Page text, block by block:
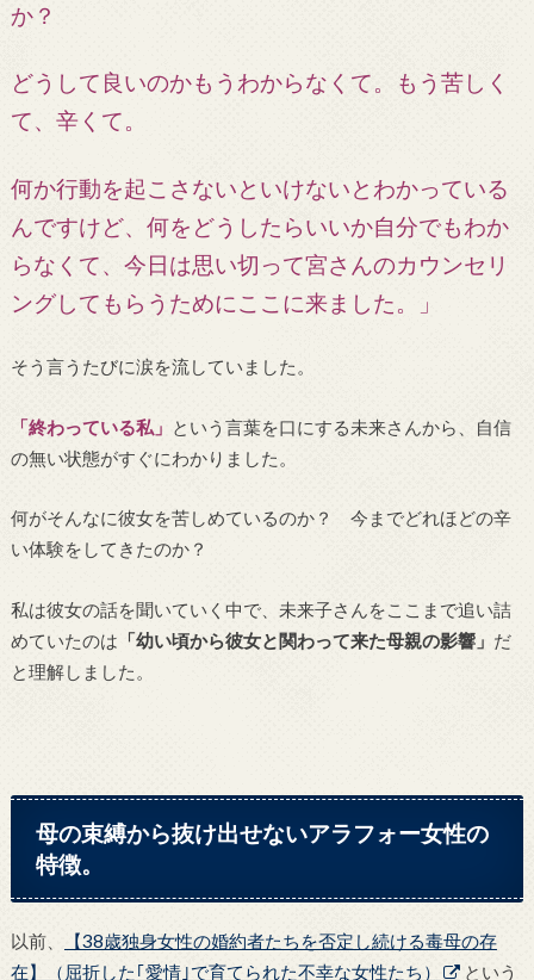
か？
どうして良いのかもうわからなくて。
もう苦しく
て、辛くて。
何か行動を起こさないといけないとわかっている
んですけど、何をどうしたらいいか自分でもわか
らなくて、今日は思い切って宮さんのカウンセリ
ングしてもらうためにここに来ました。」
そう言うたびに涙を流していました。
「終わっている私」 という言葉を口にする未来さんから、自信
の無い状態がすぐにわかりました。
何がそんなに彼女を苦しめているのか？ 今までどれほどの辛
い体験をしてきたのか？
私は彼女の話を聞いていく中で、未来子さんをここまで追い詰
めていたのは 「幼い頃から彼女と関わって来た母親の影響」 だ
と理解しました。
母の束縛から抜け出せないアラフォー女性の
特徴。
以前、
【38歳独身女性の婚約者たちを否定し続ける毒母の存
在】（屈折した｢愛情｣で育てられた不幸な女性たち）
という